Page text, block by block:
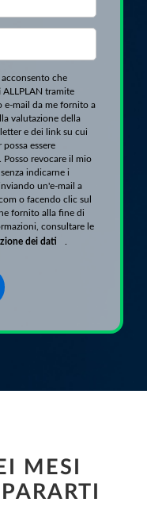
che
tramite
e-mail da me fornito a
valutazione della
e dei link su cui
essere
Posso revocare il mio
indicarne i
un'e-mail a
o facendo clic sul
fornito alla fine di
consultare le
dei dati
MESI